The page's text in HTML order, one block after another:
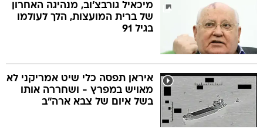
מיכאיל גורבצ'וב, מנהיגה האחרון
של ברית המועצות, הלך לעולמו
בגיל 91
איראן תפסה כלי שיט אמריקני לא
מאויש במפרץ - ושחררה אותו
בשל איום של צבא ארה"ב